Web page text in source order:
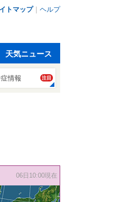
トマップ｜ ヘルプ
天気ニュース
情報 注目
06日10:00現在